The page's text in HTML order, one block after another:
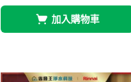
加入購物車